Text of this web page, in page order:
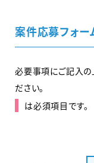
案件応募フォー
必要事項にご記入の
ださい。
は必須項目です。